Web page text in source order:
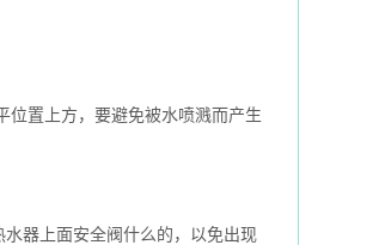
置上方，要避免被水喷溅而产生
器上面安全阀什么的，以免出现